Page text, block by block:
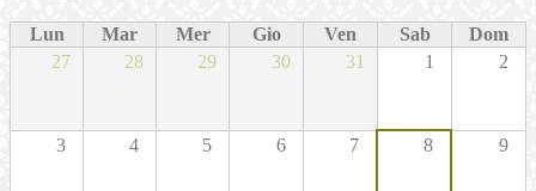
Lun Mar Mer Gio Ven Sab
Dom
27
28 29 30 31 1 2
3 4 5 6 7 8 9